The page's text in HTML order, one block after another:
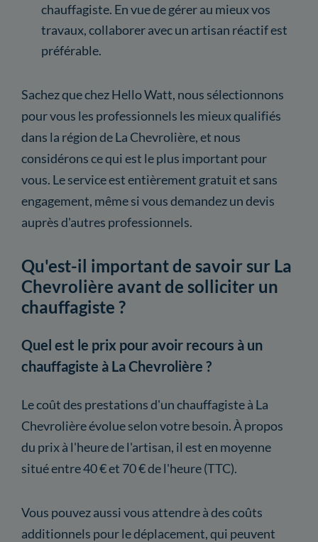
chauffagiste. En vue de gérer au mieux vos
travaux, collaborer avec un artisan réactif est
préférable.
Sachez que chez Hello Watt, nous sélectionnons
pour vous les professionnels les mieux qualifiés
dans la région de La Chevrolière, et nous
considérons ce qui est le plus important pour
vous. Le service est entièrement gratuit et sans
engagement, même si vous demandez un devis
auprès d'autres professionnels.
Qu'est-il important de savoir sur La
Chevrolière avant de solliciter un
chauffagiste ?
Quel est le prix pour avoir recours à un
chauffagiste à La Chevrolière ?
Le coût des prestations d'un chauffagiste à La
Chevrolière évolue selon votre besoin. À propos
du prix à l'heure de l'artisan, il est en moyenne
situé entre 40 € et 70 € de l'heure (TTC).
Vous pouvez aussi vous attendre à des coûts
additionnels pour le déplacement, qui peuvent